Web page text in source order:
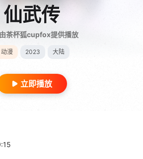
仙武传
茶杯狐cupfox提供播放
动漫 2023 大陆
立即播放